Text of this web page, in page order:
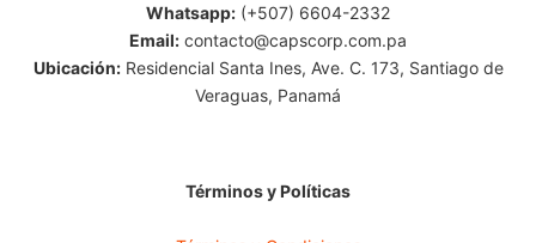
Whatsapp: (+507) 6604-2332
Email: contacto@capscorp.com.pa
Ubicación:Residencial Santa Ines, Ave. C. 173, Santiago de
Veraguas, Panamá
Términos y Políticas